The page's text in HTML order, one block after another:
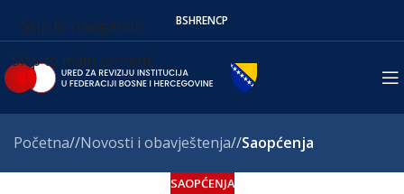
Skip to navigation
Skip to main content
BSHRENСР
Početna/ Novosti i obavještenja/ Saopćenja
SAOPĆENJA